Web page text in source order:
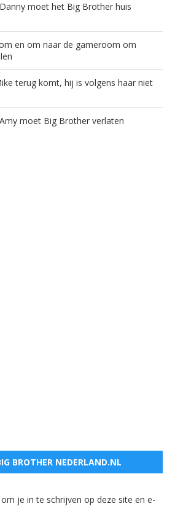
moet het Big Brother huis
en om naar de gameroom om
terug komt, hij is volgens haar niet
moet Big Brother verlaten
BROTHER NEDERLAND.NL
je in te schrijven op deze site en e-